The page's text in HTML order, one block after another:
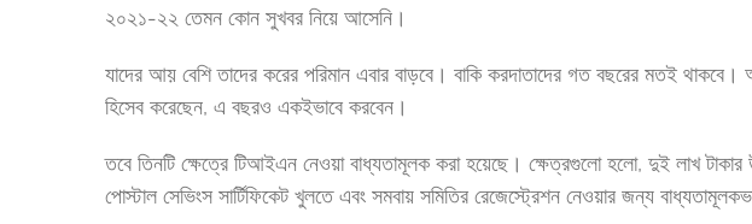
২০২১-২২ তেমন কোন সুখবর নিয়ে আসেনি।
যাদের আয় বেশি তাদের করের পরিমান এবার বাড়বে। বাকি করদাতাদের গত বছরের মতই
হিসেব করেছেন, এ বছরও একইভাবে করবেন।
তবে তিনটি ক্ষেত্রে টিআইএন নেওয়া বাধ্যতামূলক করা হয়েছে। ক্ষেত্রগুলো হলো, দুই লাখ টাকার
পোস্টাল সেভিংস সার্টিফিকেট খুলতে এবং সমবায় সমিতির রেজেস্ট্রেশন নেওয়ার জন্য